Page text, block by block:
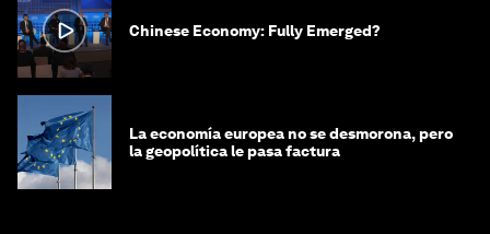
Chinese Economy: Fully Emerged?
La economía europea no se desmorona, pero
la geopolítica le pasa factura